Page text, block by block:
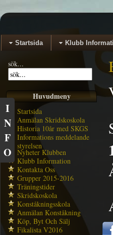
Startsida Klubb
sök...
Huvudmeny
Startsida
Anmälan Skridskoskola
Historia 10år med SKGS
Informations meddelande
styrelsen
Nyheter Klubben
Klubb Information
Kontakta Oss
Grupper 2015-2016
Träningstider
Skridskoskola
Konståkningsskola
Anmälan Konståkning
Köp, Byt Och Sälj
Fikalista V2016
I
N
F
O